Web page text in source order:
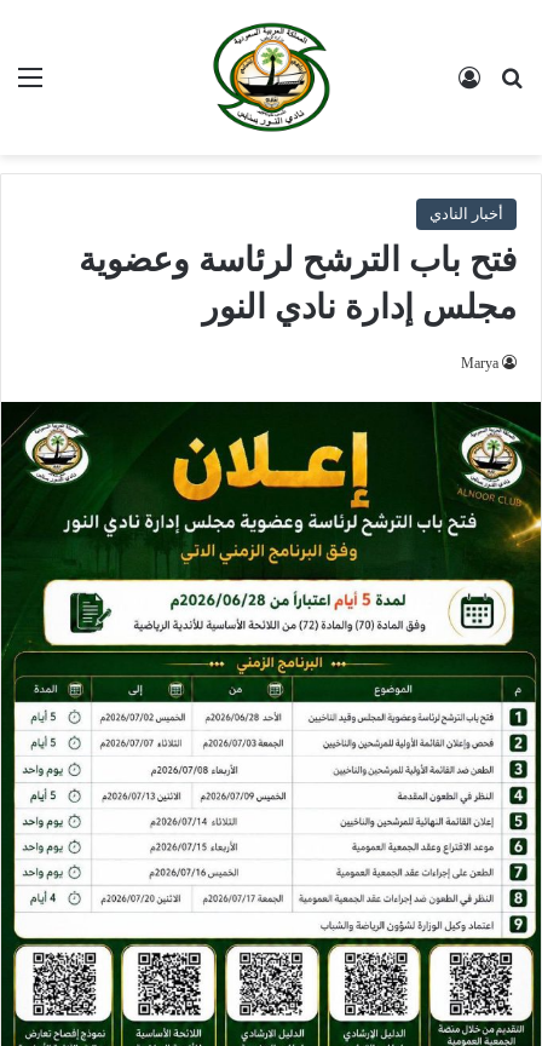
بحث عن
أخبار النادي
فتح باب الترشح لرئاسة وعضوية
مجلس إدارة نادي النور
Marya